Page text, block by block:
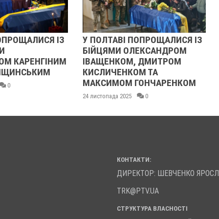
ПОПРОЩАЛИСЯ ІЗ
ОЛЕКСАНДРОМ
ДМИТРОМ
ТА
ГОНЧАРЕНКОМ
РЕВОЛЮЦІЯ ГІДНОСТІ
ОЧИМА УЧАСНИЦІ
21 листопада 2025
КОНТАКТИ:
ДИРЕКТОР: ШЕВЧЕНКО
TRK@PTV.UA
СТРУКТУРА ВЛАСНОСТІ